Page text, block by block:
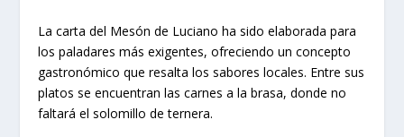
La carta del Mesón de Luciano ha sido elaborada para
los paladares más exigentes, ofreciendo un concepto
gastronómico que resalta los sabores locales. Entre sus
platos se encuentran las carnes a la brasa, donde no
faltará el solomillo de ternera.